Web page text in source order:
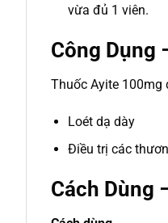
vừa đủ 1 viên.
Công Dụng
Thuốc Ayite
Loét dạ dày
Điều trị các
Cách Dùng